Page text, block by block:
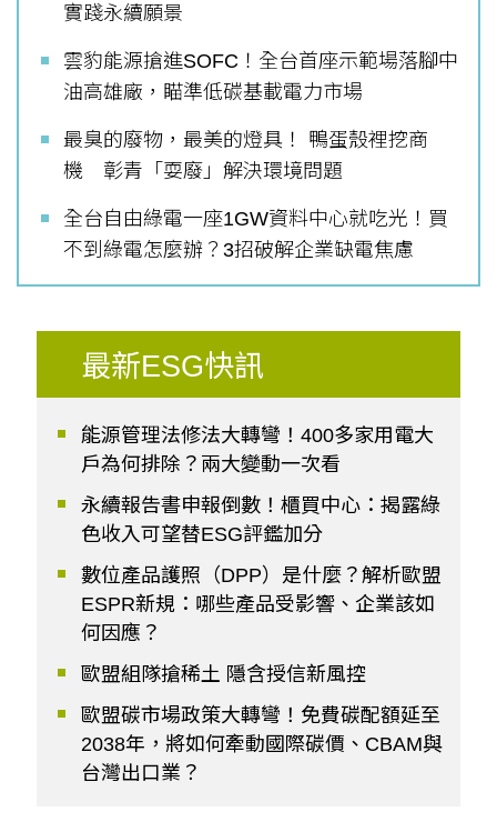
實踐永續願景
雲豹能源搶進SOFC！全台首座示範場落腳中
油高雄廠，瞄準低碳基載電力市場
最臭的廢物，最美的燈具！ 鴨蛋殼裡挖商
機 彰青「耍廢」解決環境問題
全台自由綠電一座1GW資料中心就吃光！買
不到綠電怎麼辦？3招破解企業缺電焦慮
最新ESG快訊
能源管理法修法大轉彎！400多家用電大
戶為何排除？兩大變動一次看
永續報告書申報倒數！櫃買中心：揭露綠
色收入可望替ESG評鑑加分
數位產品護照（DPP）是什麼？解析歐盟
ESPR新規：哪些產品受影響、企業該如
何因應？
歐盟組隊搶稀土 隱含授信新風控
歐盟碳市場政策大轉彎！免費碳配額延至
2038年，將如何牽動國際碳價、CBAM與
台灣出口業？